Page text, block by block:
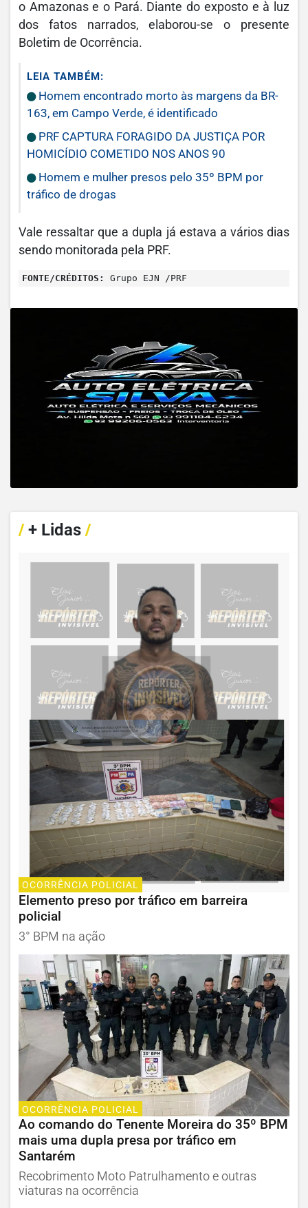
o Amazonas e o Pará. Diante do exposto e à luz
dos fatos narrados, elaborou-se o presente
Boletim de Ocorrência.
LEIA TAMBÉM:
Homem encontrado morto às margens da BR-
163, em Campo Verde, é identificado
PRF CAPTURA FORAGIDO DA JUSTIÇA POR
HOMICÍDIO COMETIDO NOS ANOS 90
Homem e mulher presos pelo 35º BPM por
tráfico de drogas
Vale ressaltar que a dupla já estava a vários dias
sendo monitorada pela PRF.
FONTE/CRÉDITOS: Grupo EJN /PRF
/+ Lidas /
OCORRÊNCIA POLICIAL
Elemento preso por tráfico em barreira
policial
3° BPM na ação
OCORRÊNCIA POLICIAL
Ao comando do Tenente Moreira do 35º BPM
mais uma dupla presa por tráfico em
Santarém
Recobrimento Moto Patrulhamento e outras
viaturas na ocorrência